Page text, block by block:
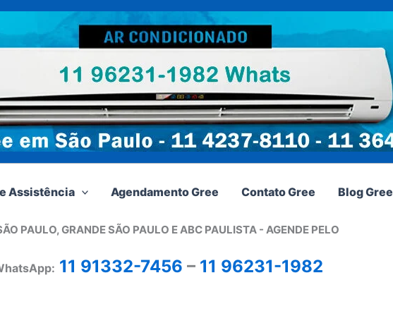
Assistência Agendamento Gree Contato Gree Blog Gree
PAULO, GRANDE SÃO PAULO E ABC PAULISTA - AGENDE PELO
11 91332-7456 – 11 96231-1982